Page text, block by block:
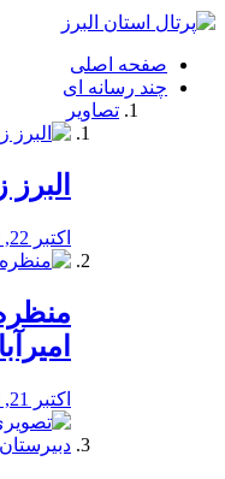
فصد
شرق
تهران
خشکشویی
صفحه اصلی
چند رسانه ای
تصاویر
البرز
اکتبر 22, 2019
اکتبر 21, 2019